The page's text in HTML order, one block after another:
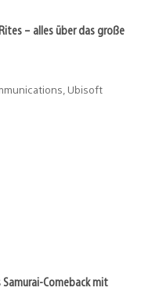
– alles über das große
Ubisoft
Comeback mit